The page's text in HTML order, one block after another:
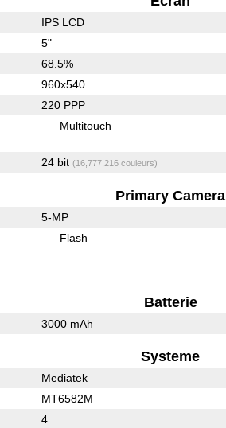
IPS LCD
5"
68.5%
960x540
220 PPP
Multitouch
24 bit (16,777,216 couleurs)
Primary Camera
5-MP
Flash
Batterie
3000 mAh
Systeme
Mediatek
MT6582M
4